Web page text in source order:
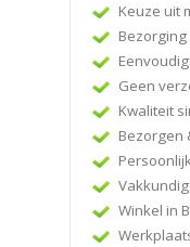
Keuze uit
Geen
Kwaliteit
Bezorgen
Winkel in